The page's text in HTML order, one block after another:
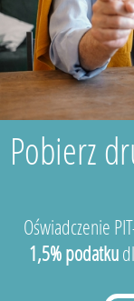
Pobierz
Oświadczenie
1,5% podatku